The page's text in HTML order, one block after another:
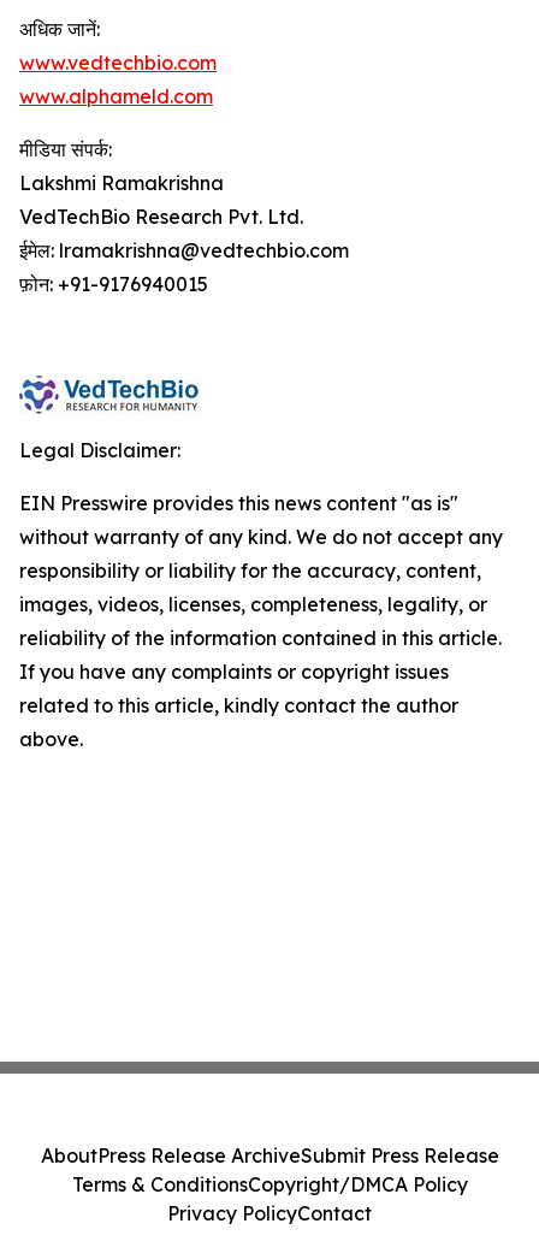
अधिक जानें:
www.vedtechbio.com
www.alphameld.com
मीडिया संपर्क:
Lakshmi Ramakrishna
VedTechBio Research Pvt. Ltd.
ईमेल: lramakrishna@vedtechbio.com
फ़ोन: +91-9176940015
Legal Disclaimer:
EIN Presswire provides this news content "as is"
without warranty of any kind. We do not accept any
responsibility or liability for the accuracy, content,
images, videos, licenses, completeness, legality, or
reliability of the information contained in this article.
If you have any complaints or copyright issues
related to this article, kindly contact the author
above.
AboutPress Release ArchiveSubmit Press Release
Terms & ConditionsCopyright/DMCA Policy
Privacy PolicyContact